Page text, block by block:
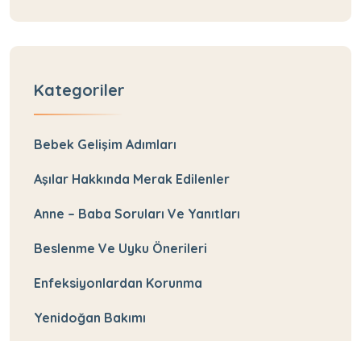
Kategoriler
Bebek Gelişim Adımları
Aşılar Hakkında Merak Edilenler
Anne – Baba Soruları Ve Yanıtları
Beslenme Ve Uyku Önerileri
Enfeksiyonlardan Korunma
Yenidoğan Bakımı